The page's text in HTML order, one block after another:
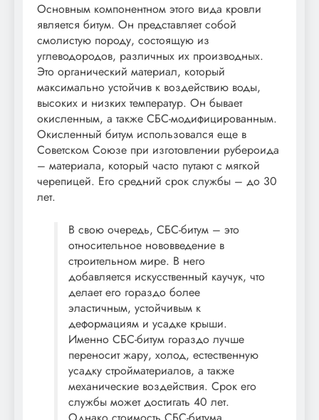
Основным компонентном этого вида кровли
является битум. Он представляет собой
смолистую породу, состоящую из
углеводородов, различных их производных.
Это органический материал, который
максимально устойчив к воздействию воды,
высоких и низких температур. Он бывает
окисленным, а также СБС-модифицированным.
Окисленный битум использовался еще в
Советском Союзе при изготовлении рубероида
– материала, который часто путают с мягкой
черепицей. Его средний срок службы – до 30
лет.
В свою очередь, СБС-битум – это
относительное нововведение в
строительном мире. В него
добавляется искусственный каучук, что
делает его гораздо более
эластичным, устойчивым к
деформациям и усадке крыши.
Именно СБС-битум гораздо лучше
переносит жару, холод, естественную
усадку стройматериалов, а также
механические воздействия. Срок его
службы может достигать 40 лет.